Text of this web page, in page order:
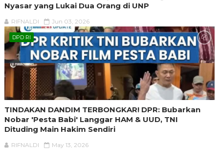
Nyasar yang Lukai Dua Orang di UNP
RIFNALDI Jun 03, 2026
DPD RI
TINDAKAN DANDIM TERBONGKAR! DPR: Bubarkan
Nobar 'Pesta Babi' Langgar HAM & UUD, TNI
Dituding Main Hakim Sendiri
RIFNALDI May 13, 2026